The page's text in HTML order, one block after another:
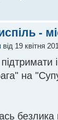
-
від 19 квітня
на